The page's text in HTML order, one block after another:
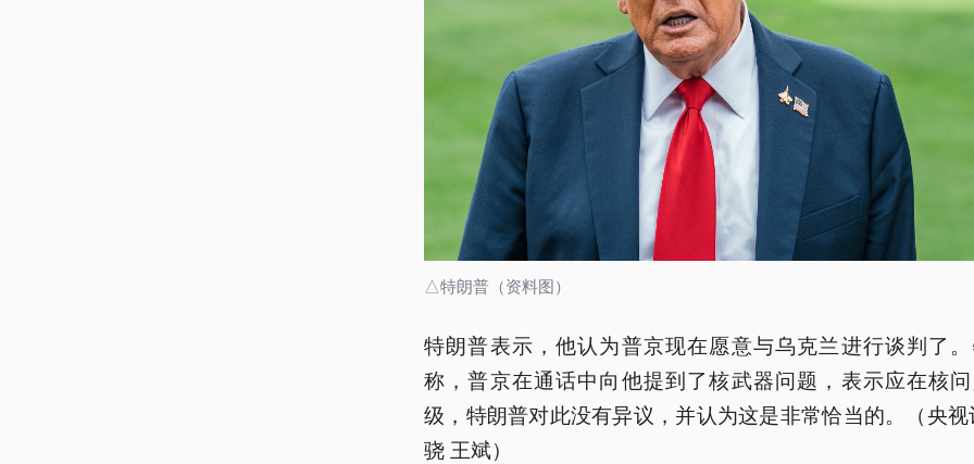
△特朗普（资料图）
特朗普表示，他认为普京现在愿意与乌克兰进行谈判了
称，普京在通话中向他提到了核武器问题，表示应在核
级，特朗普对此没有异议，并认为这是非常恰当的。（央
骁 王斌）